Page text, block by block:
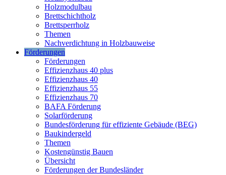
Holzmodulbau
Brettschichtholz
Brettsperrholz
Themen
Nachverdichtung in Holzbauweise
Förderungen
Förderungen
Effizienzhaus 40 plus
Effizienzhaus 40
Effizienzhaus 55
Effizienzhaus 70
BAFA Förderung
Solarförderung
Bundesförderung für effiziente Gebäude (BEG)
Baukindergeld
Themen
Kostengünstig Bauen
Übersicht
Förderungen der Bundesländer